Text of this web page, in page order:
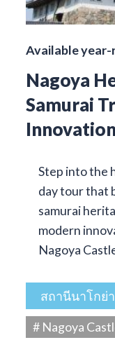
Available year-
Nagoya
Samurai
Step into the
day tour that
samurai
modern
Nagoya
สถานีนาโกย่า
# Nagoya